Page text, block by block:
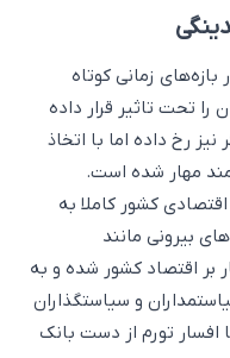
زمانی کوتاه
را تحت تاثیر قرار داده
رخ داده اما با اتخاذ
مهار شده است.
کشور کاملا به
بیرونی مانند
بر اقتصاد کشور شده‌ و به
و سیاستگذاران
تورم از دست بانک